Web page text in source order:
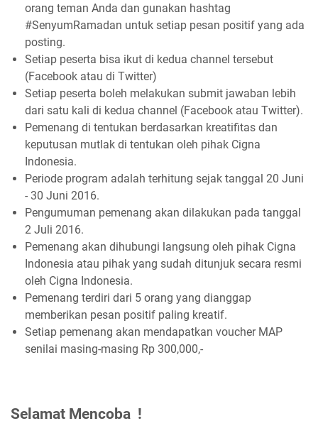
orang teman Anda dan gunakan hashtag
#SenyumRamadan untuk setiap pesan positif yang ada
posting.
Setiap peserta bisa ikut di kedua channel tersebut
(Facebook atau di Twitter)
Setiap peserta boleh melakukan submit jawaban lebih
dari satu kali di kedua channel (Facebook atau Twitter).
Pemenang di tentukan berdasarkan kreatifitas dan
keputusan mutlak di tentukan oleh pihak Cigna
Indonesia.
Periode program adalah terhitung sejak tanggal 20 Juni
- 30 Juni 2016.
Pengumuman pemenang akan dilakukan pada tanggal
2 Juli 2016.
Pemenang akan dihubungi langsung oleh pihak Cigna
Indonesia atau pihak yang sudah ditunjuk secara resmi
oleh Cigna Indonesia.
Pemenang terdiri dari 5 orang yang dianggap
memberikan pesan positif paling kreatif.
Setiap pemenang akan mendapatkan voucher MAP
senilai masing-masing Rp 300,000,-
Selamat Mencoba !